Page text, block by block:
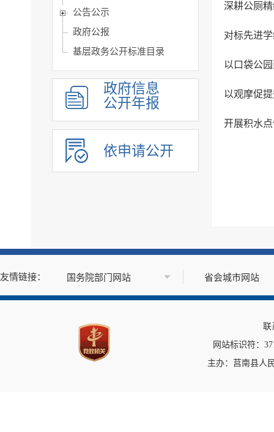
公告公示
政府公报
基层政务公开标准目录
政府信息
公开年报
依申请公开
深耕公厕
对标先进
以口袋公
以观摩促
开展积水